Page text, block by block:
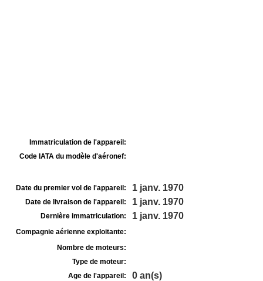
Immatriculation de l'appareil:
Code IATA du modèle d'aéronef:
Date du premier vol de l'appareil: 1 janv. 1970
Date de livraison de l'appareil: 1 janv. 1970
Dernière immatriculation: 1 janv. 1970
Compagnie aérienne exploitante:
Nombre de moteurs:
Type de moteur:
Age de l'appareil:
0 an(s)